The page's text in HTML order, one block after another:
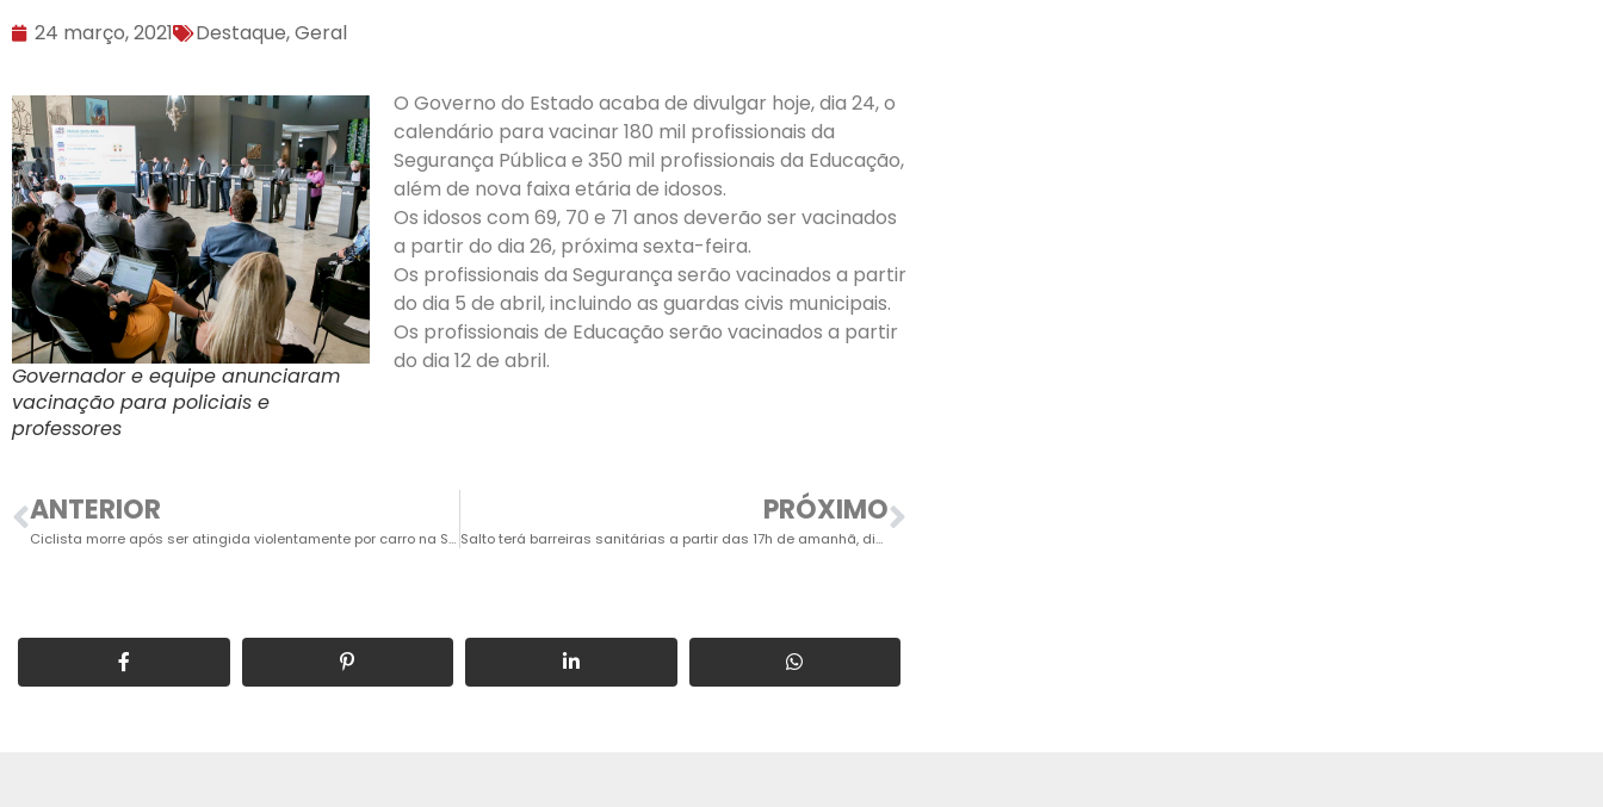
24 março, 2021 Destaque,Geral
Governador e equipe anunciaram
vacinação para policiais e
professores
O Governo do Estado acaba de divulgar hoje, dia 24, o
calendário para vacinar 180 mil profissionais da
Segurança Pública e 350 mil profissionais da Educação,
além de nova faixa etária de idosos.
Os idosos com 69, 70 e 71 anos deverão ser vacinados
a partir do dia 26, próxima sexta-feira.
Os profissionais da Segurança serão vacinados a partir
do dia 5 de abril, incluindo as guardas civis municipais.
Os profissionais de Educação serão vacinados a partir
do dia 12 de abril.
ANTERIOR
Ciclista morre após ser atingida violentamente por carro na SP-75
PRÓXIMO
Salto terá barreiras sanitárias a partir das 17h de amanhã, dia 25